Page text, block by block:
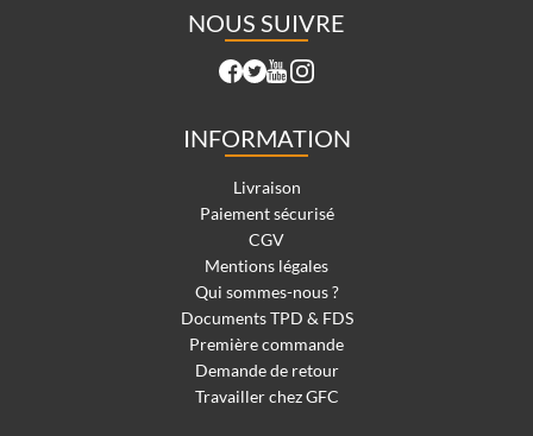
NOUS SUIVRE
INFORMATION
Livraison
Paiement sécurisé
CGV
Mentions légales
Qui sommes-nous ?
Documents TPD & FDS
Première commande
Demande de retour
Travailler chez GFC